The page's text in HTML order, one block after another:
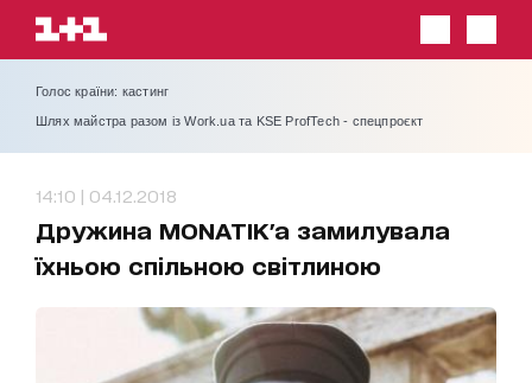
Голос країни: кастинг
Шлях майстра разом із Work.ua та KSE ProfTech - спецпроєкт
14:10 | 04.12.2018
Дружина MONATIK'a замилувала
їхньою спільною світлиною